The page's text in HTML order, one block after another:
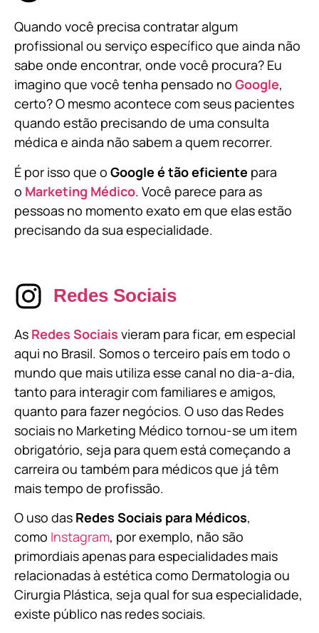
Quando você precisa contratar algum
profissional ou serviço específico que ainda não
sabe onde encontrar, onde você procura? Eu
imagino que você tenha pensado no Google,
certo? O mesmo acontece com seus pacientes
quando estão precisando de uma consulta
médica e ainda não sabem a quem recorrer.
É por isso que o Google é tão eficiente para
o Marketing Médico. Você parece para as
pessoas no momento exato em que elas estão
precisando da sua especialidade.
Redes Sociais
As Redes Sociais vieram para ficar, em especial
aqui no Brasil. Somos o terceiro país em todo o
mundo que mais utiliza esse canal no dia-a-dia,
tanto para interagir com familiares e amigos,
quanto para fazer negócios. O uso das Redes
sociais no Marketing Médico tornou-se um item
obrigatório, seja para quem está começando a
carreira ou também para médicos que já têm
mais tempo de profissão.
O uso das Redes Sociais para Médicos,
como Instagram, por exemplo, não são
primordiais apenas para especialidades mais
relacionadas à estética como Dermatologia ou
Cirurgia Plástica, seja qual for sua especialidade,
existe público nas redes sociais.